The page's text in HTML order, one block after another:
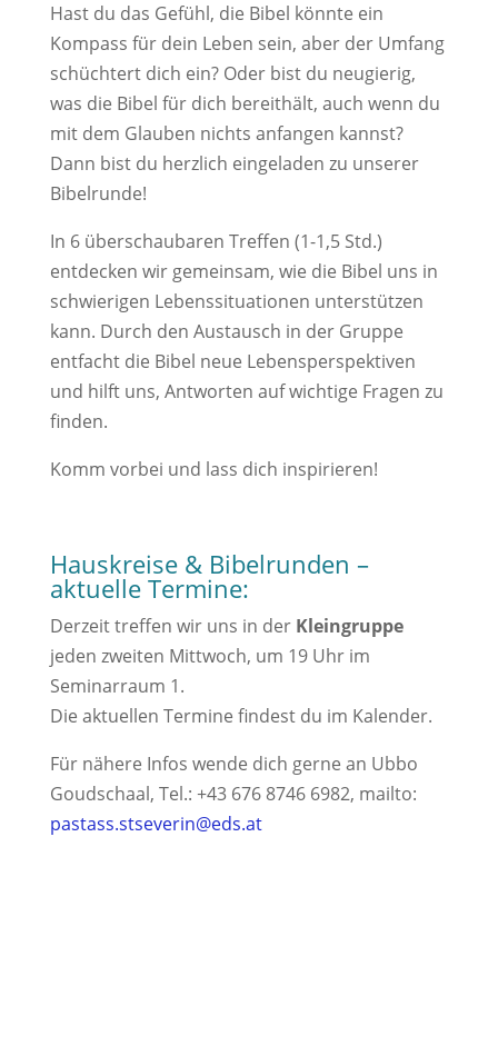
Hast du das Gefühl, die Bibel könnte ein
Kompass für dein Leben sein, aber der Umfang
schüchtert dich ein? Oder bist du neugierig,
was die Bibel für dich bereithält, auch wenn du
mit dem Glauben nichts anfangen kannst?
Dann bist du herzlich eingeladen zu unserer
Bibelrunde!
In 6 überschaubaren Treffen (1-1,5 Std.)
entdecken wir gemeinsam, wie die Bibel uns in
schwierigen Lebenssituationen unterstützen
kann. Durch den Austausch in der Gruppe
entfacht die Bibel neue Lebensperspektiven
und hilft uns, Antworten auf wichtige Fragen zu
finden.
Komm vorbei und lass dich inspirieren!
Hauskreise & Bibelrunden –
aktuelle Termine:
Derzeit treffen wir uns in der Kleingruppe
jeden zweiten Mittwoch, um 19 Uhr im
Seminarraum 1.
Die aktuellen Termine findest du im Kalender.
Für nähere Infos wende dich gerne an Ubbo
Goudschaal, Tel.: +43 676 8746 6982, mailto:
pastass.stseverin@eds.at